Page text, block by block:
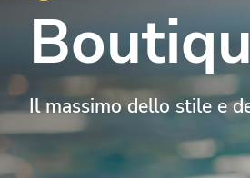
Il massimo dello stile e